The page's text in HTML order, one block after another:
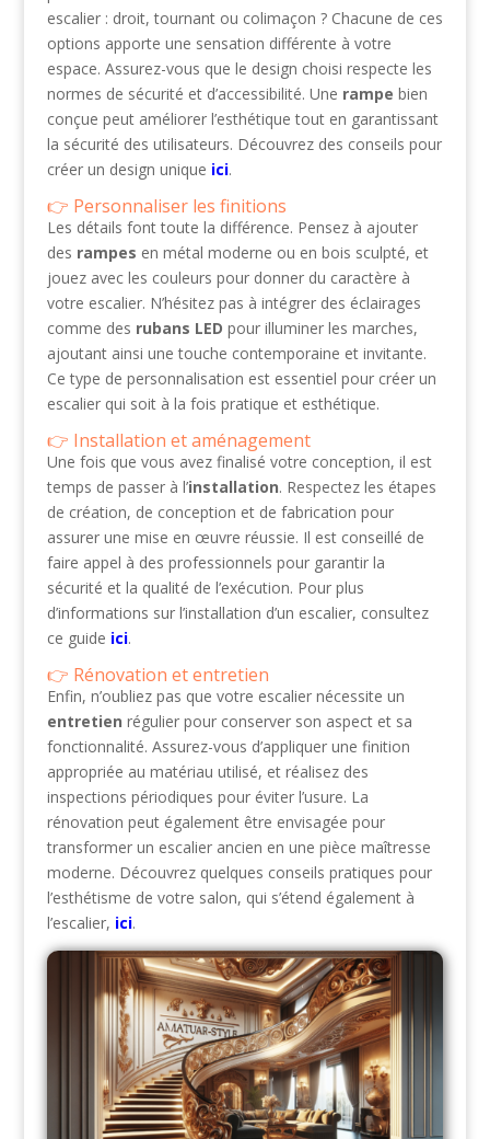
escalier : droit, tournant ou colimaçon ? Chacune de ces
options apporte une sensation différente à votre
espace. Assurez-vous que le design choisi respecte les
normes de sécurité et d’accessibilité. Une rampe bien
conçue peut améliorer l’esthétique tout en garantissant
la sécurité des utilisateurs. Découvrez des conseils pour
créer un design unique ici.
Personnaliser les finitions
Les détails font toute la différence. Pensez à ajouter
des rampes en métal moderne ou en bois sculpté, et
jouez avec les couleurs pour donner du caractère à
votre escalier. N’hésitez pas à intégrer des éclairages
comme des rubans LED pour illuminer les marches,
ajoutant ainsi une touche contemporaine et invitante.
Ce type de personnalisation est essentiel pour créer un
escalier qui soit à la fois pratique et esthétique.
Installation et aménagement
Une fois que vous avez finalisé votre conception, il est
temps de passer à l’installation. Respectez les étapes
de création, de conception et de fabrication pour
assurer une mise en œuvre réussie. Il est conseillé de
faire appel à des professionnels pour garantir la
sécurité et la qualité de l’exécution. Pour plus
d’informations sur l’installation d’un escalier, consultez
ce guide ici.
Rénovation et entretien
Enfin, n’oubliez pas que votre escalier nécessite un
entretien régulier pour conserver son aspect et sa
fonctionnalité. Assurez-vous d’appliquer une finition
appropriée au matériau utilisé, et réalisez des
inspections périodiques pour éviter l’usure. La
rénovation peut également être envisagée pour
transformer un escalier ancien en une pièce maîtresse
moderne. Découvrez quelques conseils pratiques pour
l’esthétisme de votre salon, qui s’étend également à
l’escalier, ici.